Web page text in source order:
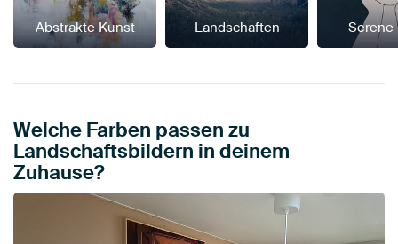
Abstrakte Kunst Landschaften Serene
Welche Farben passen zu
Landschaftsbildern in deinem
Zuhause?